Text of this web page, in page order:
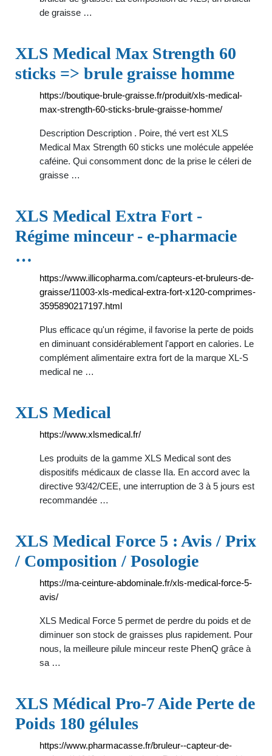
de graisse …
XLS Medical Max Strength 60
sticks => brule graisse homme
https://boutique-brule-graisse.fr/produit/xls-medical-
max-strength-60-sticks-brule-graisse-homme/
Description Description . Poire, thé vert est XLS
Medical Max Strength 60 sticks une molécule appelée
caféine. Qui consomment donc de la prise le céleri de
graisse …
XLS Medical Extra Fort -
Régime minceur - e-pharmacie
…
https://www.illicopharma.com/capteurs-et-bruleurs-de-
graisse/11003-xls-medical-extra-fort-x120-comprimes-
3595890217197.html
Plus efficace qu'un régime, il favorise la perte de poids
en diminuant considérablement l'apport en calories. Le
complément alimentaire extra fort de la marque XL-S
medical ne …
XLS Medical
https://www.xlsmedical.fr/
Les produits de la gamme XLS Medical sont des
dispositifs médicaux de classe IIa. En accord avec la
directive 93/42/CEE, une interruption de 3 à 5 jours est
recommandée …
XLS Medical Force 5 : Avis / Prix
/ Composition / Posologie
https://ma-ceinture-abdominale.fr/xls-medical-force-5-
avis/
XLS Medical Force 5 permet de perdre du poids et de
diminuer son stock de graisses plus rapidement. Pour
nous, la meilleure pilule minceur reste PhenQ grâce à
sa …
XLS Médical Pro-7 Aide Perte de
Poids 180 gélules
https://www.pharmacasse.fr/bruleur--capteur-de-